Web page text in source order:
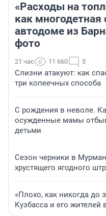
«Расходы на
как многодетная
автодоме из
фото
21 час 11 660 5
Слизни атакуют: как
три копеечных способа
С рождения в неволе.
осужденные мамы
детьми
Сезон черники в
хрустящего ягодного
«Плохо, как никогда до
Кузбасса и его жителей